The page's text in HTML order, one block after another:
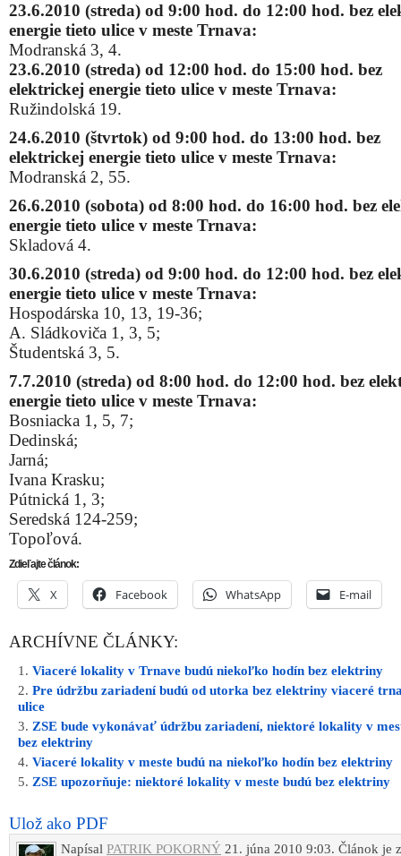
23.6.2010 (streda) od 9:00 hod. do 12:00 hod. bez
energie tieto ulice v meste Trnava:
Modranská 3, 4.
23.6.2010 (streda) od 12:00 hod. do 15:00 hod. bez
elektrickej energie tieto ulice v meste Trnava:
Ružindolská 19.
24.6.2010 (štvrtok) od 9:00 hod. do 13:00 hod. bez
elektrickej energie tieto ulice v meste Trnava:
Modranská 2, 55.
26.6.2010 (sobota) od 8:00 hod. do 16:00 hod. bez
energie tieto ulice v meste Trnava:
Skladová 4.
30.6.2010 (streda) od 9:00 hod. do 12:00 hod. bez
energie tieto ulice v meste Trnava:
Hospodárska 10, 13, 19-36;
A. Sládkoviča 1, 3, 5;
Študentská 3, 5.
7.7.2010 (streda) od 8:00 hod. do 12:00 hod. bez
energie tieto ulice v meste Trnava:
Bosniacka 1, 5, 7;
Dedinská;
Jarná;
Ivana Krasku;
Pútnická 1, 3;
Seredská 124-259;
Topoľová.
Zdieľajte článok:
X Facebook WhatsApp E-mail
ARCHÍVNE ČLÁNKY:
Viaceré lokality v Trnave budú niekoľko hodín bez elektriny
Pre údržbu zariadení budú od utorka bez elektriny viaceré
ulice
ZSE bude vykonávať údržbu zariadení, niektoré lokality v
bez elektriny
Viaceré lokality v meste budú na niekoľko hodín bez elektriny
ZSE upozorňuje: niektoré lokality v meste budú bez elektriny
Ulož ako PDF
Napísal PATRIK POKORNÝ 21. júna 2010 9:03. Článok je